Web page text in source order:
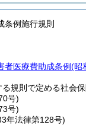
条例施行規則
者医療費助成条例(昭
る規則で定める社会
号)
号)
年法律第128号)